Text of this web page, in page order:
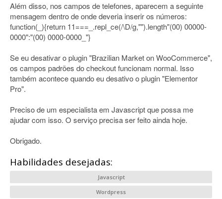
Além disso, nos campos de telefones, aparecem a seguinte
mensagem dentro de onde deveria inserir os números:
function(_){return 11===_.repl_ce(/\D/g,"").length"(00) 00000-
0000":"(00) 0000-0000_"}
Se eu desativar o plugin "Brazilian Market on WooCommerce",
os campos padrões do checkout funcionam normal. Isso
também acontece quando eu desativo o plugin "Elementor
Pro".
Preciso de um especialista em Javascript que possa me
ajudar com isso. O serviço precisa ser feito ainda hoje.
Obrigado.
Habilidades desejadas:
Javascript
Wordpress